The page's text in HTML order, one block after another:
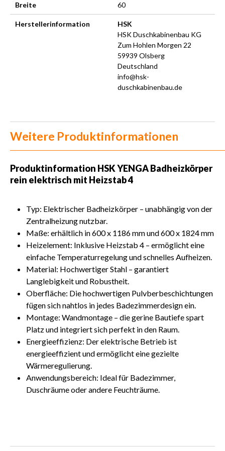
Breite 60
Herstellerinformation
HSK
HSK Duschkabinenbau KG
Zum Hohlen Morgen 22
59939 Olsberg
Deutschland
info@hsk-
duschkabinenbau.de
Weitere Produktinformationen
Produktinformation HSK YENGA Badheizkörper
rein elektrisch mit Heizstab 4
Typ: Elektrischer Badheizkörper – unabhängig von der
Zentralheizung nutzbar.
Maße: erhältlich in 600 x 1186 mm und 600 x 1824 mm
Heizelement: Inklusive Heizstab 4 – ermöglicht eine
einfache Temperaturregelung und schnelles Aufheizen.
Material: Hochwertiger Stahl – garantiert
Langlebigkeit und Robustheit.
Oberfläche: Die hochwertigen Pulvberbeschichtungen
fügen sich nahtlos in jedes Badezimmerdesign ein.
Montage: Wandmontage – die gerine Bautiefe spart
Platz und integriert sich perfekt in den Raum.
Energieeffizienz: Der elektrische Betrieb ist
energieeffizient und ermöglicht eine gezielte
Wärmeregulierung.
Anwendungsbereich: Ideal für Badezimmer,
Duschräume oder andere Feuchträume.